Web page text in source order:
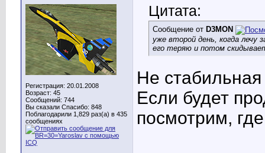
Регистрация: 20.01.2008
Возраст: 45
Сообщений: 744
Вы сказали Спасибо: 848
Поблагодарили 1,829 раз(а) в 435
сообщениях
Цитата:
Сообщение от D3MON
уже второй день, когда
его теряю и потом
Не стабильная
Если будет
посмотрим,